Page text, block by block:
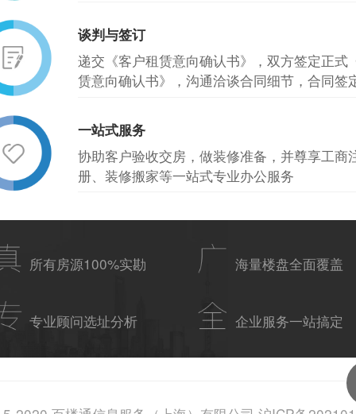
谈判与签订
递交《客户租赁意向确认书》，双方签定正式
赁意向确认书》，沟通洽谈合同细节，合同签
一站式服务
协助客户验收交房，做装修准备，并尊享工商
册、装修搬家等一站式专业办公服务
所有房源100%实勘 海量楼盘全面覆盖
专业顾问选址分析 企业服务一站搞定